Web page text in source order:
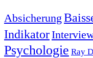
Absicherung
Indikator
Psychologie Ray